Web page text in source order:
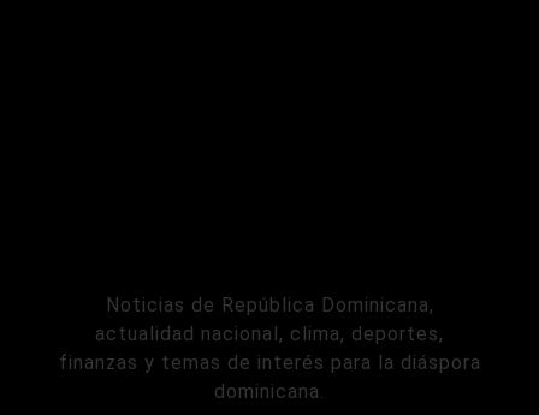
Noticias de República Dominicana,
actualidad nacional, clima, deportes,
finanzas y temas de interés para la diáspora
dominicana.